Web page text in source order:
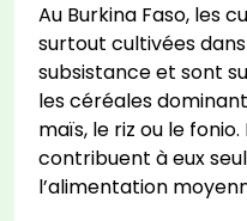
Au Burkina Faso, les
surtout cultivées
subsistance et sont
les céréales
maïs, le riz ou le
contribuent à eux
l’alimentation